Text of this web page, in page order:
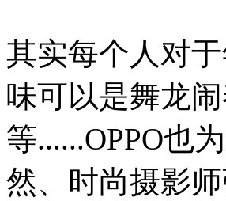
其实每个人对
味可以是舞龙
等......OPPO也
然、时尚摄影